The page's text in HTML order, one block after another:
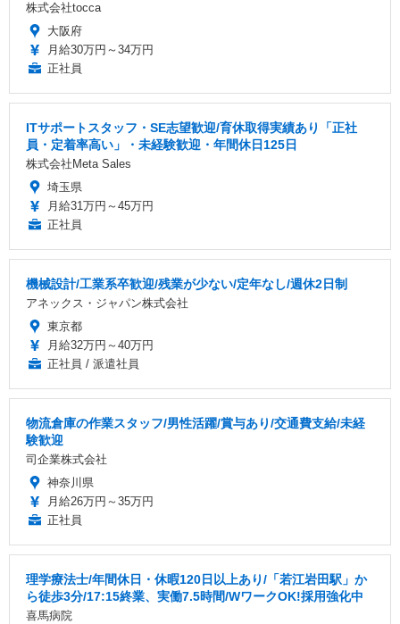
株式会社tocca
大阪府
月給30万円～34万円
正社員
ITサポートスタッフ・SE志望歓迎/育休取得実績あり「正社
員・定着率高い」・未経験歓迎・年間休日125日
株式会社Meta Sales
埼玉県
月給31万円～45万円
正社員
機械設計/工業系卒歓迎/残業が少ない/定年なし/週休2日制
アネックス・ジャパン株式会社
東京都
月給32万円～40万円
正社員 / 派遣社員
物流倉庫の作業スタッフ/男性活躍/賞与あり/交通費支給/未経
験歓迎
司企業株式会社
神奈川県
月給26万円～35万円
正社員
理学療法士/年間休日・休暇120日以上あり/「若江岩田駅」か
ら徒歩3分/17:15終業、実働7.5時間/WワークOK!採用強化中
喜馬病院